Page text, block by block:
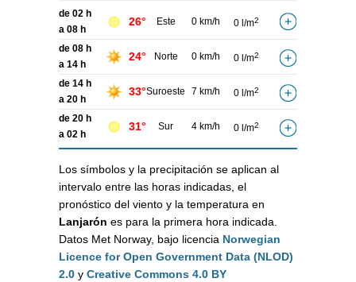
de 02 h
a 08 h
26° Este 0 km/h 0 l/m2
de 08 h
a 14 h
24° Norte 0 km/h 0 l/m2
de 14 h
a 20 h
33°Suroeste 7 km/h 0 l/m2
de 20 h
a 02 h
31° Sur 4 km/h 0 l/m2
Los símbolos y la precipitación se aplican al
intervalo entre las horas indicadas, el
pronóstico del viento y la temperatura en
Lanjarón es para la primera hora indicada.
Datos Met Norway, bajo licencia Norwegian
Licence for Open Government Data (NLOD)
2.0 y Creative Commons 4.0 BY